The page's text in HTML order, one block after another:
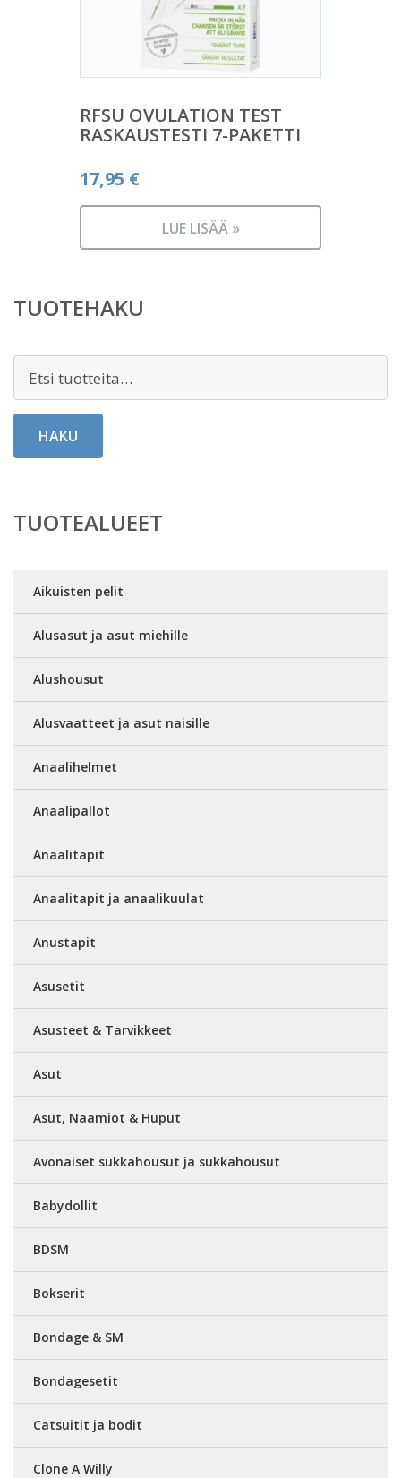
RFSU OVULATION TEST
RASKAUSTESTI 7-PAKETTI
17,95 €
LUE LISÄÄ »
TUOTEHAKU
HAKU
TUOTEALUEET
Aikuisten pelit
Alusasut ja asut miehille
Alushousut
Alusvaatteet ja asut naisille
Anaalihelmet
Anaalipallot
Anaalitapit
Anaalitapit ja anaalikuulat
Anustapit
Asusetit
Asusteet & Tarvikkeet
Asut
Asut, Naamiot & Huput
Avonaiset sukkahousut ja sukkahousut
Babydollit
BDSM
Bokserit
Bondage & SM
Bondagesetit
Catsuitit ja bodit
Clone A Willy